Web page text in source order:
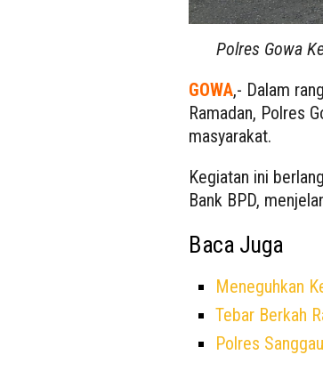
Polres Gowa
GOWA,- Dalam
Ramadan, Polres
masyarakat.
Kegiatan ini
Bank BPD,
Baca Juga
Meneguhkan
Tebar Berkah
Polres